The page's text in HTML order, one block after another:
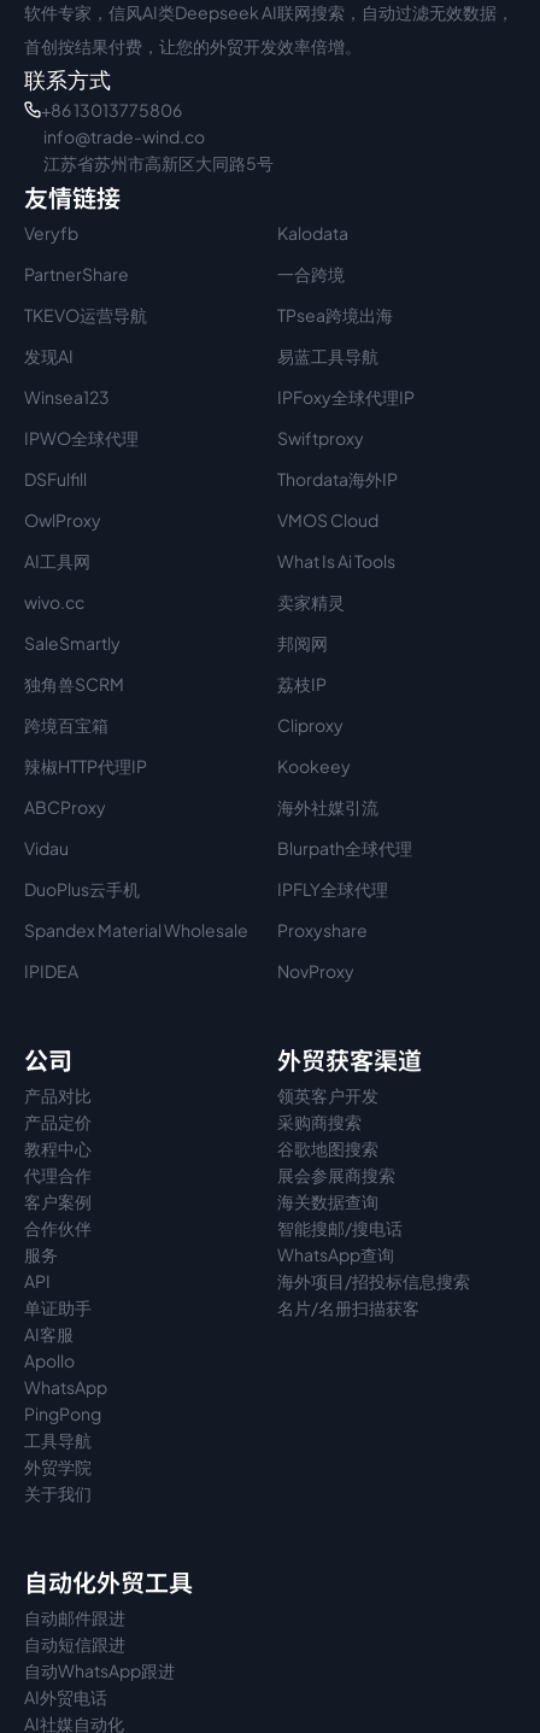
软件专家，信风AI类Deepseek AI联网搜索，自动过滤无效数据，
首创按结果付费，让您的外贸开发效率倍增。
联系方式
+86 13013775806
info@trade-wind.co
江苏省苏州市高新区大同路5号
友情链接
Veryfb
Kalodata
PartnerShare
一合跨境
TKEVO运营导航
TPsea跨境出海
发现AI
易蓝工具导航
Winsea123
IPFoxy全球代理IP
IPWO全球代理
Swiftproxy
DSFulfill
Thordata海外IP
OwlProxy
VMOS Cloud
AI工具网
What Is Ai Tools
wivo.cc
卖家精灵
SaleSmartly
邦阅网
独角兽SCRM
荔枝IP
跨境百宝箱
Cliproxy
辣椒HTTP代理IP
Kookeey
ABCProxy
海外社媒引流
Vidau
Blurpath全球代理
DuoPlus云手机
IPFLY全球代理
Spandex Material Wholesale​
Proxyshare
IPIDEA
NovProxy
公司
产品对比
产品定价
教程中心
代理合作
客户案例
合作伙伴
服务
API
单证助手
AI客服
Apollo
WhatsApp
PingPong
工具导航
外贸学院
关于我们
外贸获客渠道
领英客户开发
采购商搜索
谷歌地图搜索
展会参展商搜索
海关数据查询
智能搜邮/搜电话
WhatsApp查询
海外项目/招投标信息搜索
名片/名册扫描获客
自动化外贸工具
自动邮件跟进
自动短信跟进
自动WhatsApp跟进
AI外贸电话
AI社媒自动化